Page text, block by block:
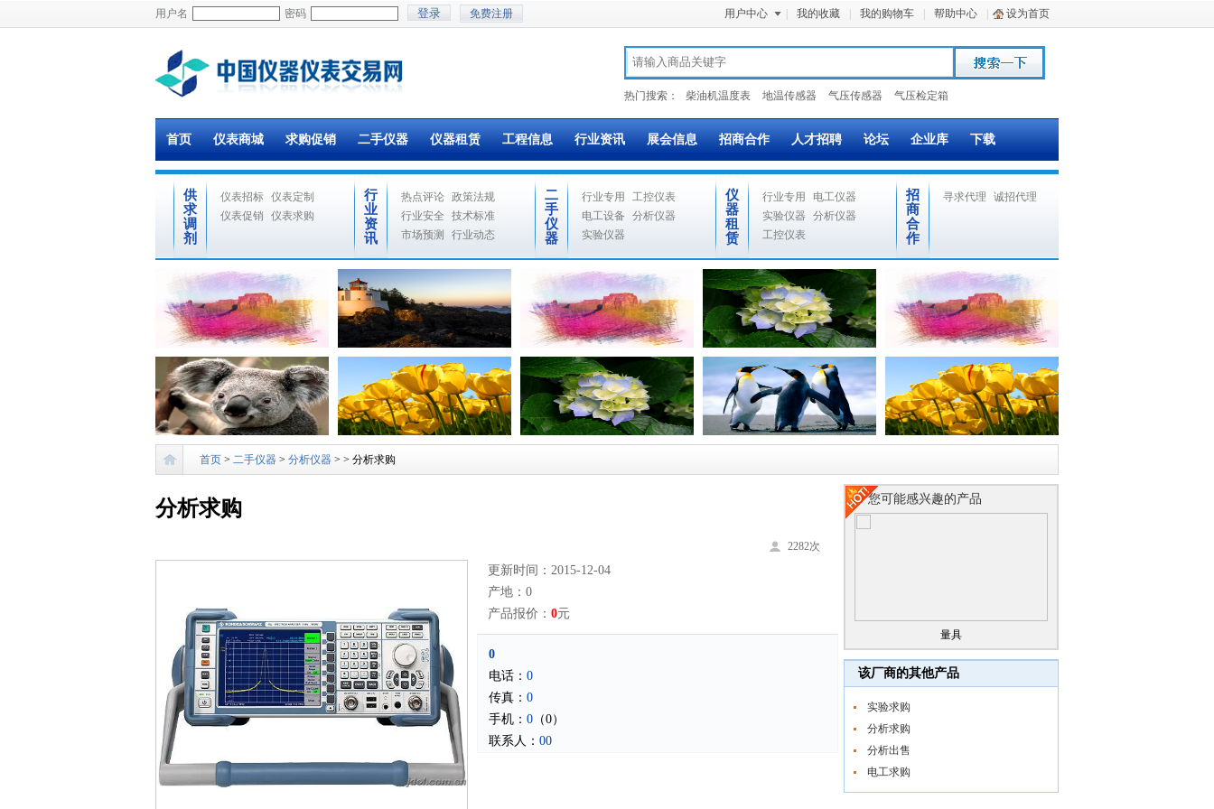
用户名 密码 免费注册 用户中心 我的收藏 我的购物车 帮助中心 设为首页
热门搜索： 柴油机温度表 地温传感器 气压传感器 气压检定箱
首页 仪表商城 求购促销 二手仪器 仪器租赁 工程信息 行业资讯 展会信息 招商合作 人才招聘 论坛 企业库 下载
供
求
调
剂
仪表招标 仪表定制
仪表促销
仪表求购
行
业
资
讯
热点评论 政策法规
行业安全
技术标准
市场预测
行业动态
二
手
仪
器
行业专用
工控仪表
电工设备
分析仪器
实验仪器
仪
器
租
赁
行业专用
电工仪器
实验仪器
分析仪器
工控仪表
招
商
合
作
寻求代理 诚招代理
首页 > 二手仪器 > 分析仪器 > > 分析求购
分析求购
2282次
更新时间：2015-12-04
产地：0
产品报价： 0元
0
电话： 0
传真： 0
手机： 0 （0）
联系人： 00
您可能感兴趣的产品
量具
该厂商的其他产品
实验求购
分析求购
分析出售
电工求购